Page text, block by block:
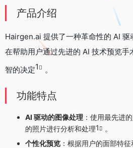
产品介绍
Hairgen.ai 提供了一种革命性的 AI 驱
在帮助用户通过先进的 AI 技术预览手
智的决定1 。
功能特点
AI 驱动的图像处理 ：使用最先进
的照片进行分析和处理1
。
个性化预览 ：根据用户的面部特